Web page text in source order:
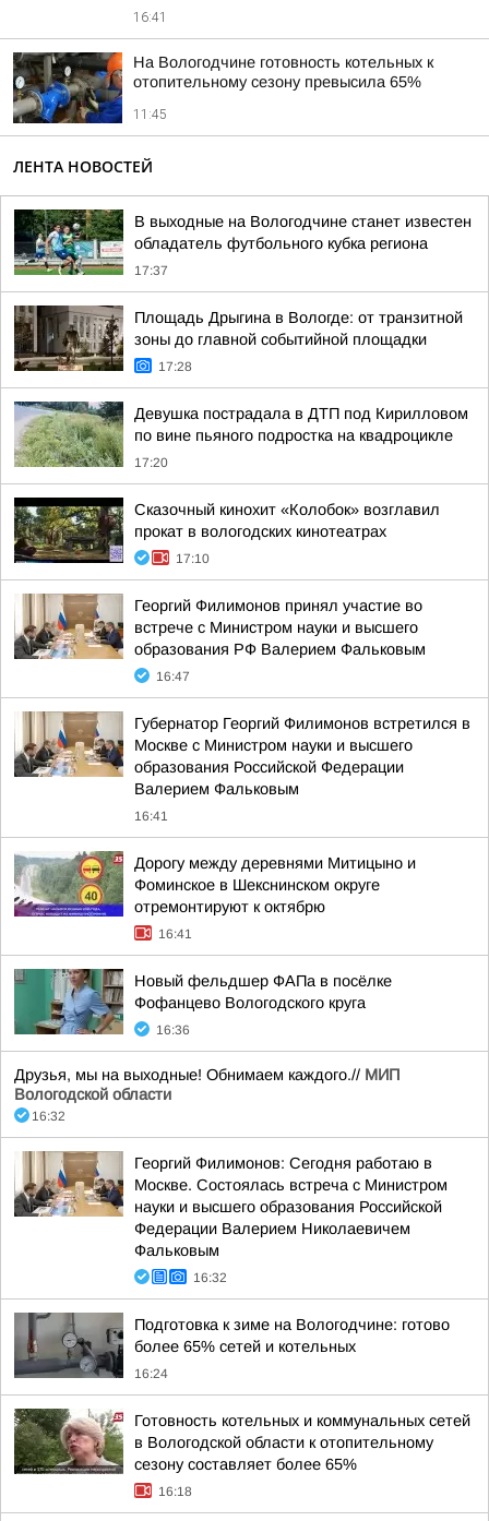
16:41
На Вологодчине готовность котельных к
отопительному сезону превысила 65%
11:45
ЛЕНТА НОВОСТЕЙ
В выходные на Вологодчине станет известен
обладатель футбольного кубка региона
17:37
Площадь Дрыгина в Вологде: от транзитной
зоны до главной событийной площадки
17:28
Девушка пострадала в ДТП под Кирилловом
по вине пьяного подростка на квадроцикле
17:20
Сказочный кинохит «Колобок» возглавил
прокат в вологодских кинотеатрах
17:10
Георгий Филимонов принял участие во
встрече с Министром науки и высшего
образования РФ Валерием Фальковым
16:47
Губернатор Георгий Филимонов встретился в
Москве с Министром науки и высшего
образования Российской Федерации
Валерием Фальковым
16:41
Дорогу между деревнями Митицыно и
Фоминское в Шекснинском округе
отремонтируют к октябрю
16:41
Новый фельдшер ФАПа в посёлке
Фофанцево Вологодского круга
16:36
Друзья, мы на выходные! Обнимаем каждого.// МИП
Вологодской области
16:32
Георгий Филимонов: Сегодня работаю в
Москве. Состоялась встреча с Министром
науки и высшего образования Российской
Федерации Валерием Николаевичем
Фальковым
16:32
Подготовка к зиме на Вологодчине: готово
более 65% сетей и котельных
16:24
Готовность котельных и коммунальных сетей
в Вологодской области к отопительному
сезону составляет более 65%
16:18